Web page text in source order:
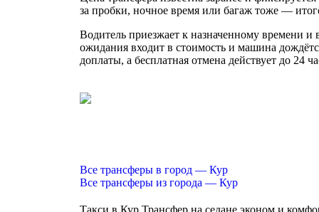
за пробки, ночное время или багаж тоже —
Водитель приезжает к назначенному времени и
ожидания входит в стоимость и машина
доплаты, а бесплатная отмена действует до 24
Все трансферы в город — Кур
Все трансферы из города — Кур